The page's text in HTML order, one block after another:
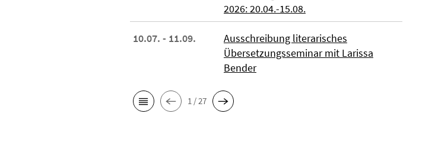
2026: 20.04.-15.08.
10.07. - 11.09.
Ausschreibung literarisches
Übersetzungsseminar mit Larissa
Bender
1 / 27